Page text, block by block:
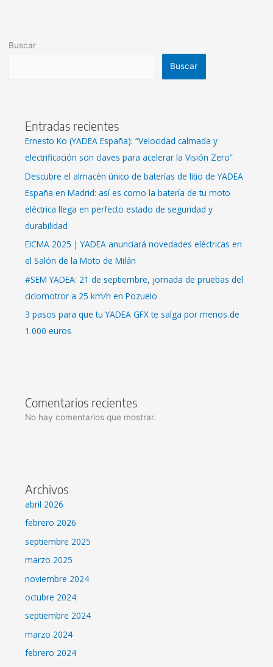
Buscar
Buscar
Entradas recientes
Ernesto Ko (YADEA España): “Velocidad calmada y
electrificación son claves para acelerar la Visión Zero”
Descubre el almacén único de baterías de litio de YADEA
España en Madrid: así es como la batería de tu moto
eléctrica llega en perfecto estado de seguridad y
durabilidad
EICMA 2025 | YADEA anunciará novedades eléctricas en
el Salón de la Moto de Milán
#SEM YADEA: 21 de septiembre, jornada de pruebas del
ciclomotror a 25 km/h en Pozuelo
3 pasos para que tu YADEA GFX te salga por menos de
1.000 euros
Comentarios recientes
No hay comentarios que mostrar.
Archivos
abril 2026
febrero 2026
septiembre 2025
marzo 2025
noviembre 2024
octubre 2024
septiembre 2024
marzo 2024
febrero 2024